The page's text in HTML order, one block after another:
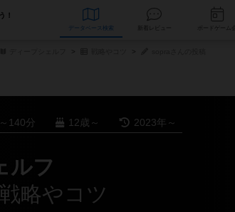
！
データベース
140分 12歳～ 2023年～
ルフ
略やコツ